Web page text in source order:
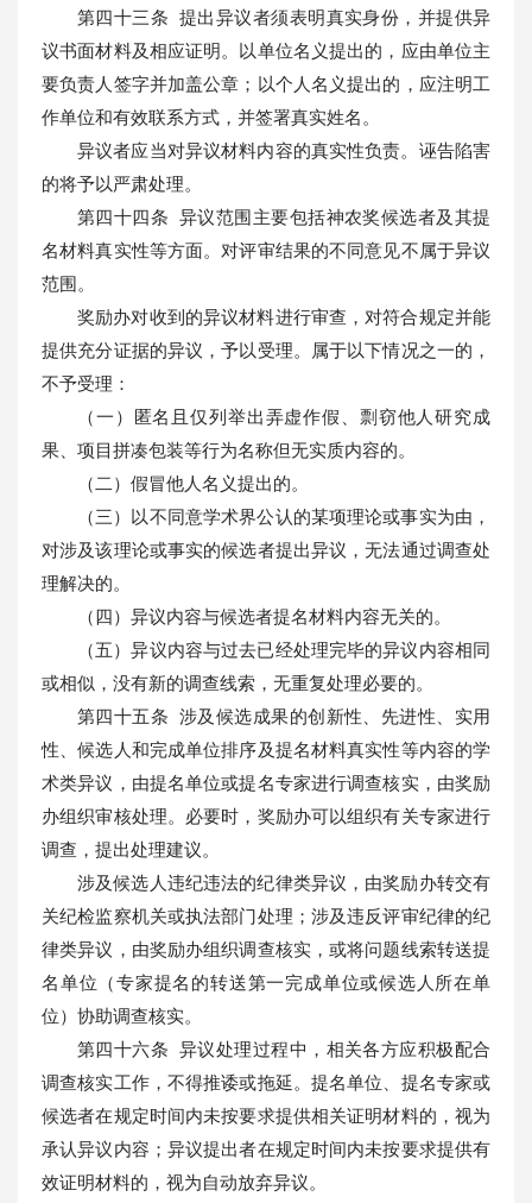
第四十三条 提出异议者须表明真实身份，并提供异
议书面材料及相应证明。以单位名义提出的，应由单位主
要负责人签字并加盖公章；以个人名义提出的，应注明工
作单位和有效联系方式，并签署真实姓名。
异议者应当对异议材料内容的真实性负责。诬告陷害
的将予以严肃处理。
第四十四条 异议范围主要包括神农奖候选者及其提
名材料真实性等方面。对评审结果的不同意见不属于异议
范围。
奖励办对收到的异议材料进行审查，对符合规定并能
提供充分证据的异议，予以受理。属于以下情况之一的，
不予受理：
（一）匿名且仅列举出弄虚作假、剽窃他人研究成
果、项目拼凑包装等行为名称但无实质内容的。
（二）假冒他人名义提出的。
（三）以不同意学术界公认的某项理论或事实为由，
对涉及该理论或事实的候选者提出异议，无法通过调查处
理解决的。
（四）异议内容与候选者提名材料内容无关的。
（五）异议内容与过去已经处理完毕的异议内容相同
或相似，没有新的调查线索，无重复处理必要的。
第四十五条 涉及候选成果的创新性、先进性、实用
性、候选人和完成单位排序及提名材料真实性等内容的学
术类异议，由提名单位或提名专家进行调查核实，由奖励
办组织审核处理。必要时，奖励办可以组织有关专家进行
调查，提出处理建议。
涉及候选人违纪违法的纪律类异议，由奖励办转交有
关纪检监察机关或执法部门处理；涉及违反评审纪律的纪
律类异议，由奖励办组织调查核实，或将问题线索转送提
名单位（专家提名的转送第一完成单位或候选人所在单
位）协助调查核实。
第四十六条 异议处理过程中，相关各方应积极配合
调查核实工作，不得推诿或拖延。提名单位、提名专家或
候选者在规定时间内未按要求提供相关证明材料的，视为
承认异议内容；异议提出者在规定时间内未按要求提供有
效证明材料的，视为自动放弃异议。